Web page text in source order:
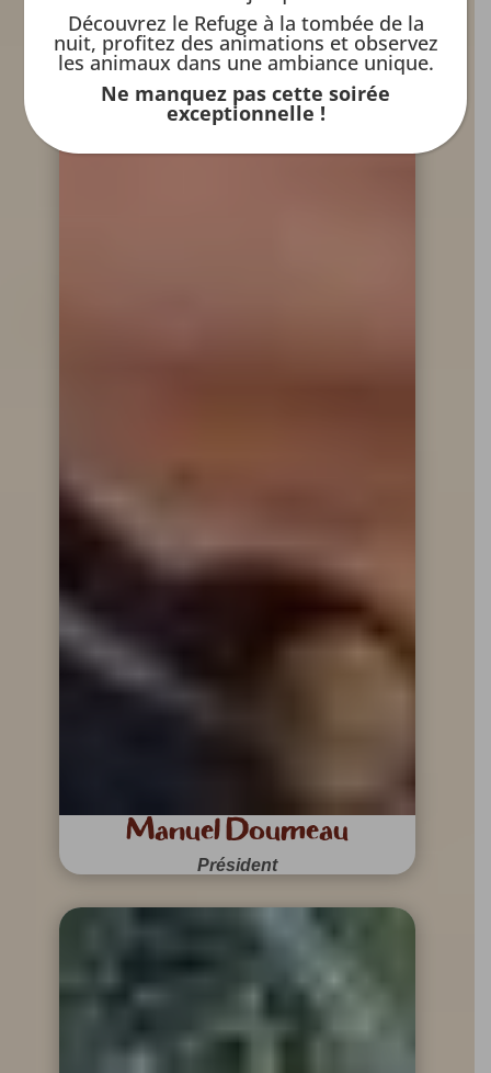
Manuel Doumeau
Président
Découvrez le Refuge à la tombée de la
nuit, profitez des animations et observez
les animaux dans une ambiance unique.
Ne manquez pas cette soirée
exceptionnelle !